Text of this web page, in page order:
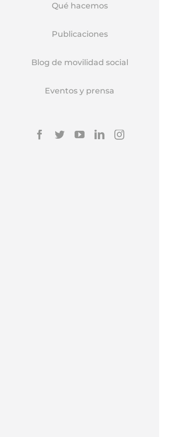
Qué hacemos
Publicaciones
Blog de movilidad social
Eventos y prensa